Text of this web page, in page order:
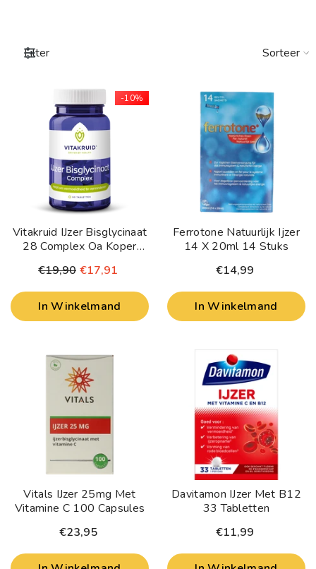
Filter Sorteer
-10%
Vitakruid IJzer Bisglycinaat
28 Complex Oa Koper
€19,90 €17,91
In Winkelmand
Ferrotone Natuurlijk Ijzer
14 X 20ml 14 Stuks
€14,99
In Winkelmand
Vitals IJzer 25mg Met
Vitamine C 100 Capsules
€23,95
Davitamon IJzer Met B12
33 Tabletten
€11,99